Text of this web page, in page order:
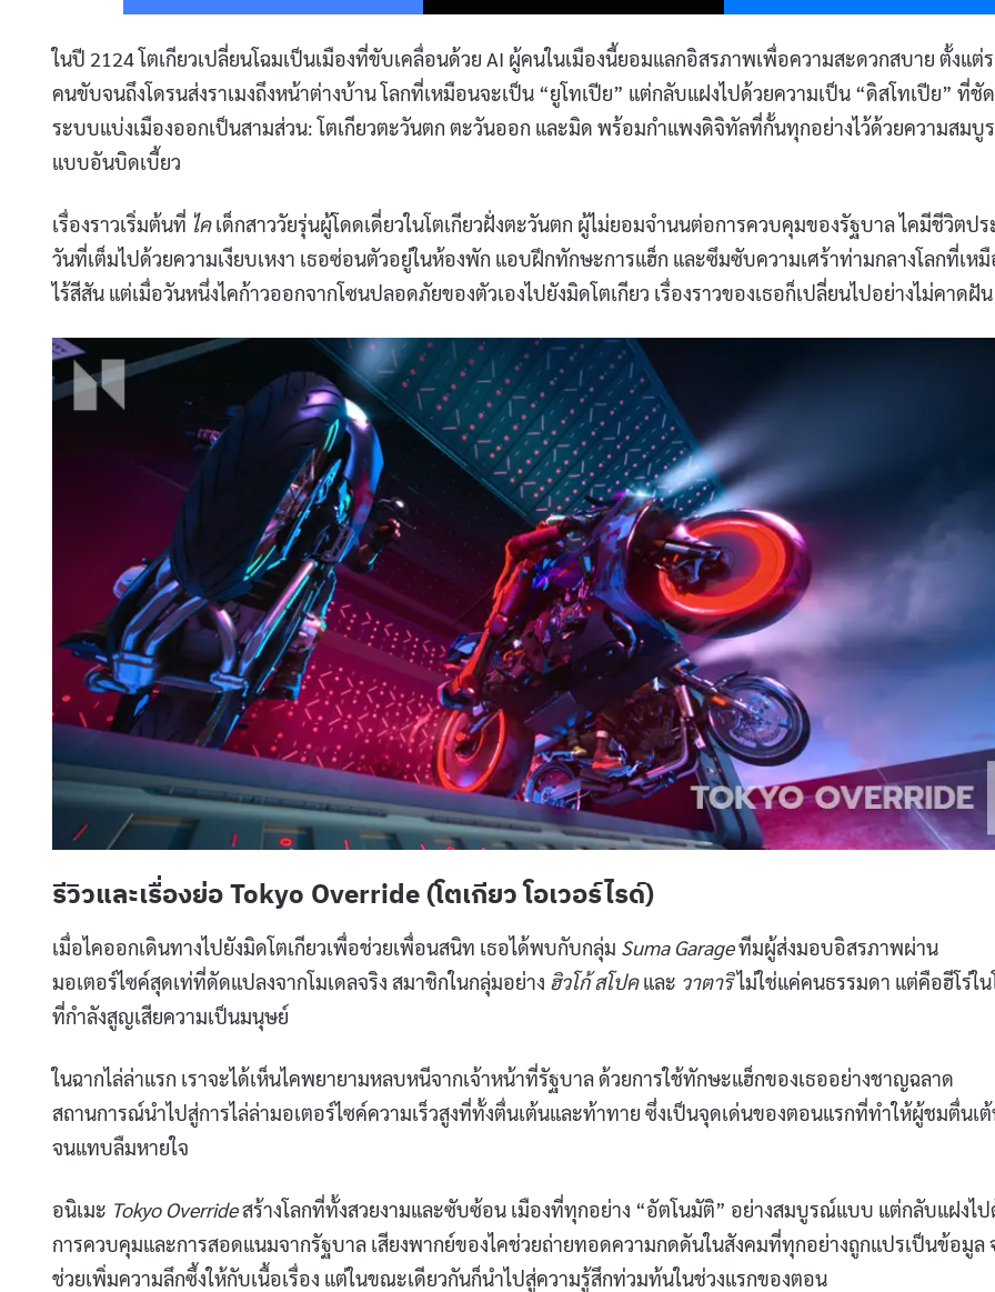
ในปี 2124 โตเกียวเปลี่ยนโฉมเป็นเมืองที่ขับเคลื่อนด้วย AI ผู้คนในเมืองนี้ยอมแลกอิสรภาพเพื่อความสะดวกสบาย ตั้งแต่ร
คนขับจนถึงโดรนส่งราเมงถึงหน้าต่างบ้าน โลกที่เหมือนจะเป็น “ยูโทเปีย” แต่กลับแฝงไปด้วยความเป็น “ดิสโทเปีย” ที่ชั
ระบบแบ่งเมืองออกเป็นสามส่วน: โตเกียวตะวันตก ตะวันออก และมิด พร้อมกำแพงดิจิทัลที่กั้นทุกอย่างไว้ด้วยความสมบู
แบบอันบิดเบี้ยว
เรื่องราวเริ่มต้นที่ ไคเด็กสาววัยรุ่นผู้โดดเดี่ยวในโตเกียวฝั่งตะวันตก ผู้ไม่ยอมจำนนต่อการควบคุมของรัฐบาล ไคมีชีวิตปร
วันที่เต็มไปด้วยความเงียบเหงา เธอซ่อนตัวอยู่ในห้องพัก แอบฝึกทักษะการแฮ็ก และซึมซับความเศร้าท่ามกลางโลกที่เห
ไร้สีสัน แต่เมื่อวันหนึ่งไคก้าวออกจากโซนปลอดภัยของตัวเองไปยังมิดโตเกียว เรื่องราวของเธอก็เปลี่ยนไปอย่างไม่คาดฝัน
รีวิวและเรื่องย่อ Tokyo Override (โตเกียว โอเวอร์ไรด์)
เมื่อไคออกเดินทางไปยังมิดโตเกียวเพื่อช่วยเพื่อนสนิท เธอได้พบกับกลุ่ม Suma Garageทีมผู้ส่งมอบอิสรภาพผ่าน
มอเตอร์ไซค์สุดเท่ที่ดัดแปลงจากโมเดลจริง สมาชิกในกลุ่มอย่าง ฮิวโก้ สโปคและ วาตาริไม่ใช่แค่คนธรรมดา แต่คือฮีโร่ใน
ที่กำลังสูญเสียความเป็นมนุษย์
ในฉากไล่ล่าแรก เราจะได้เห็นไคพยายามหลบหนีจากเจ้าหน้าที่รัฐบาล ด้วยการใช้ทักษะแฮ็กของเธออย่างชาญฉลาด
สถานการณ์นำไปสู่การไล่ล่ามอเตอร์ไซค์ความเร็วสูงที่ทั้งตื่นเต้นและท้าทาย ซึ่งเป็นจุดเด่นของตอนแรกที่ทำให้ผู้ชมตื่นเ
จนแทบลืมหายใจ
อนิเมะ Tokyo Overrideสร้างโลกที่ทั้งสวยงามและซับซ้อน เมืองที่ทุกอย่าง “อัตโนมัติ” อย่างสมบูรณ์แบบ แต่กลับแฝงไ
การควบคุมและการสอดแนมจากรัฐบาล เสียงพากย์ของไคช่วยถ่ายทอดความกดดันในสังคมที่ทุกอย่างถูกแปรเป็นข้อมูล
ช่วยเพิ่มความลึกซึ้งให้กับเนื้อเรื่อง แต่ในขณะเดียวกันก็นำไปสู่ความรู้สึกท่วมท้นในช่วงแรกของตอน